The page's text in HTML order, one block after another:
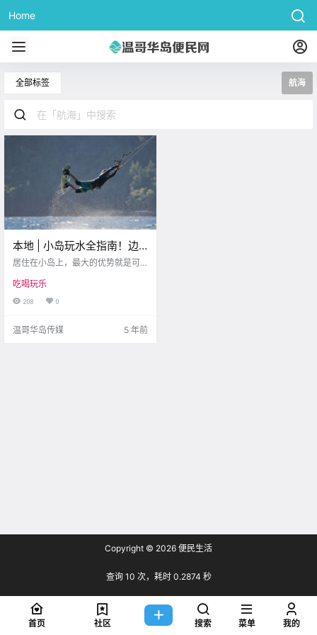
Home
全部标签 航海
本地 | 小岛玩水全指南！边
泡温泉边划船、紧张刺激的
的！！
居住在小岛上，最大的优势就是可
半，还没开始玩水的小伙伴们必须
今早提上日程啦~住在海边湖畔，不
上运动快来试试吧~ .
吃喝玩乐
208 0
温哥华岛传媒 5 年前
Copyright © 2026 便民生活
查询 10 次，耗时 0.2874 秒
首页 社区 搜索 菜单 我的